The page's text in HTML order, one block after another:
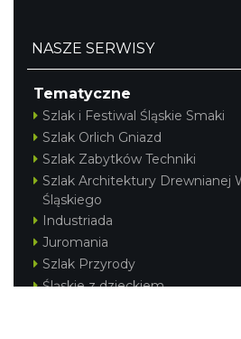
NASZE SERWISY
Tematyczne
Szlak i Festiwal Śląskie Smaki
Szlak Orlich Gniazd
Szlak Zabytków Techniki
Szlak Architektury Drewnianej
Śląskiego
Industriada
Juromania
Szlak Przyrody
Śląskie z dzieckiem